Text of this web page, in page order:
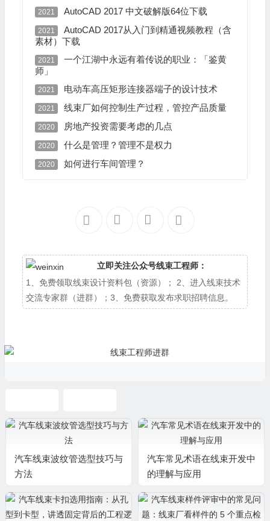
2021 AutoCAD 2017 中文破解版64位下载
2021
AutoCAD 2017从入门到精通视频教程（含
素材）下载
2021
一个江湖中永远有着传说的职业：「鉴黄
师」
2021 电动车高压矩形连接器端子的设计技术
2021 线束厂如何控制生产过程，管控产品质量
2020 房地产投资需要考虑的几点
2020 什么是管理？管理不是权力
2020 如何进行车间管理？
立即关注公众号线束工程师：
1、免费领取线束设计资料包（资源）； 2、进入线束技术
交流专家群（进群）；3、免费获取发布求职招聘信息。
汽车线束波纹管选型技巧与
方法
汽车常见术语在线束开发中
的理解与应用